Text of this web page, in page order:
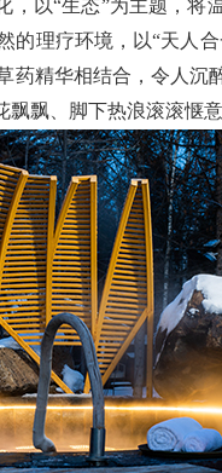
以“生态”为主题，将
理疗环境，以“天人
精华相结合，令人沉
飘、脚下热浪滚滚惬意